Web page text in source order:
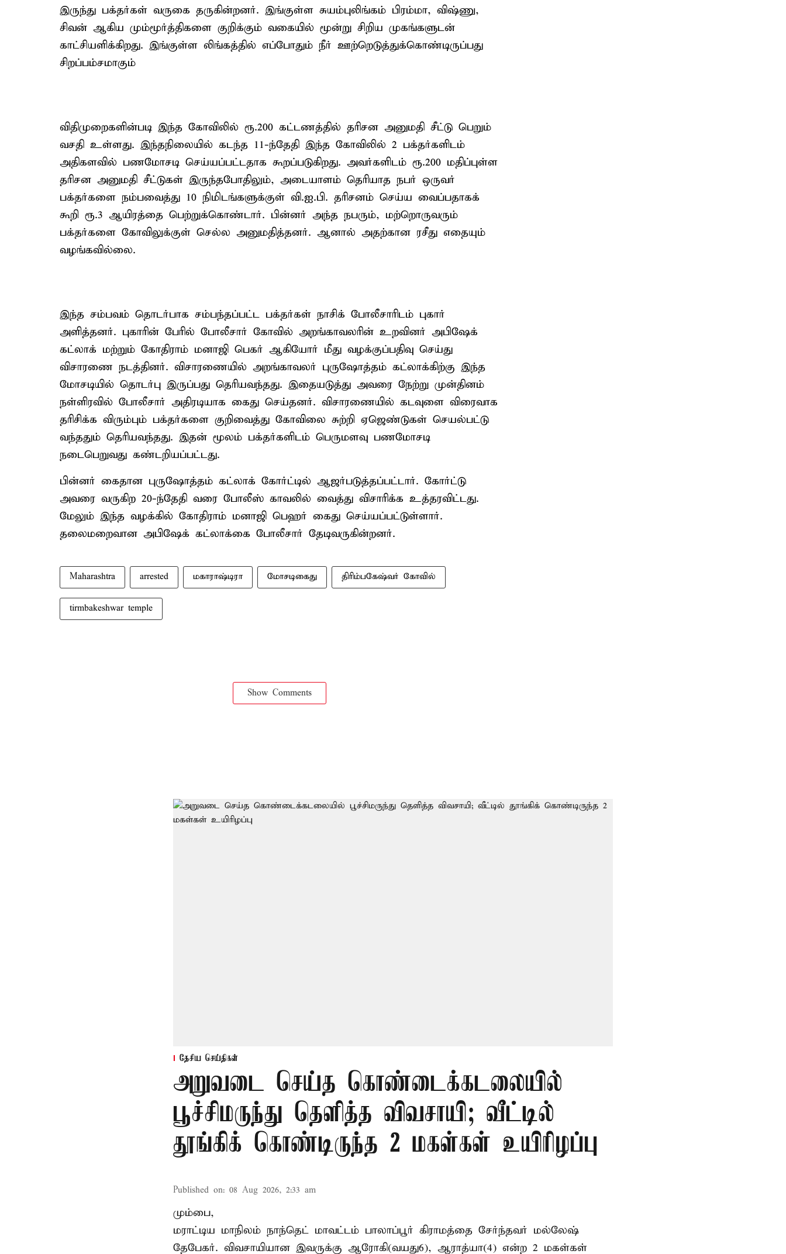
இருந்து பக்தர்கள் வருகை தருகின்றனர். இங்குள்ள சுயம்புலிங்கம் பிரம்மா, விஷ்ணு,
சிவன் ஆகிய மும்மூர்த்திகளை குறிக்கும் வகையில் மூன்று சிறிய முகங்களுடன்
காட்சியளிக்கிறது. இங்குள்ள லிங்கத்தில் எப்போதும் நீர் ஊற்றெடுத்துக்கொண்டிருப்பது
சிறப்பம்சமாகும்
விதிமுறைகளின்படி இந்த கோவிலில் ரூ.200 கட்டணத்தில் தரிசன அனுமதி சீட்டு பெறும்
வசதி உள்ளது. இந்தநிலையில் கடந்த 11-ந்தேதி இந்த கோவிலில் 2 பக்தர்களிடம்
அதிகளவில் பணமோசடி செய்யப்பட்டதாக கூறப்படுகிறது. அவர்களிடம் ரூ.200 மதிப்புள்ள
தரிசன அனுமதி சீட்டுகள் இருந்தபோதிலும், அடையாளம் தெரியாத நபர் ஒருவர்
பக்தர்களை நம்பவைத்து 10 நிமிடங்களுக்குள் வி.ஐ.பி. தரிசனம் செய்ய வைப்பதாகக்
கூறி ரூ.3 ஆயிரத்தை பெற்றுக்கொண்டார். பின்னர் அந்த நபரும், மற்றொருவரும்
பக்தர்களை கோவிலுக்குள் செல்ல அனுமதித்தனர். ஆனால் அதற்கான ரசீது எதையும்
வழங்கவில்லை.
இந்த சம்பவம் தொடர்பாக சம்பந்தப்பட்ட பக்தர்கள் நாசிக் போலீசாரிடம் புகார்
அளித்தனர். புகாரின் பேரில் போலீசார் கோவில் அறங்காவலரின் உறவினர் அபிஷேக்
கட்லாக் மற்றும் கோதிராம் மனாஜி பெகர் ஆகியோர் மீது வழக்குப்பதிவு செய்து
விசாரணை நடத்தினர். விசாரணையில் அறங்காவலர் புருஷோத்தம் கட்லாக்கிற்கு இந்த
மோசடியில் தொடர்பு இருப்பது தெரியவந்தது. இதையடுத்து அவரை நேற்று முன்தினம்
நள்ளிரவில் போலீசார் அதிரடியாக கைது செய்தனர். விசாரணையில் கடவுளை விரைவாக
தரிசிக்க விரும்பும் பக்தர்களை குறிவைத்து கோவிலை சுற்றி ஏஜெண்டுகள் செயல்பட்டு
வந்ததும் தெரியவந்தது. இதன் மூலம் பக்தர்களிடம் பெருமளவு பணமோசடி
நடைபெறுவது கண்டறியப்பட்டது.
பின்னர் கைதான புருஷோத்தம் கட்லாக் கோர்ட்டில் ஆஜர்படுத்தப்பட்டார். கோர்ட்டு
அவரை வருகிற 20-ந்தேதி வரை போலீஸ் காவலில் வைத்து விசாரிக்க உத்தரவிட்டது.
மேலும் இந்த வழக்கில் கோதிராம் மனாஜி பெஹர் கைது செய்யப்பட்டுள்ளார்.
தலைமறைவான அபிஷேக் கட்லாக்கை போலீசார் தேடிவருகின்றனர்.
Maharashtra arrested மகாராஷ்டிரா மோசடிகைது திரிம்பகேஷ்வர் கோவில்
tirmbakeshwar temple
Show Comments
தேசிய செய்திகள்
அறுவடை செய்த கொண்டைக்கடலையில்
பூச்சிமருந்து தெளித்த விவசாயி; வீட்டில்
தூங்கிக் கொண்டிருந்த 2 மகள்கள் உயிரிழப்பு
Published on: 08 Aug 2026, 2:33 am
மும்பை,
மராட்டிய மாநிலம் நாந்தெட் மாவட்டம் பாலாப்பூர் கிராமத்தை சேர்ந்தவர் மல்லேஷ்
தேபேகர். விவசாயியான இவருக்கு ஆரோகி(வயது6), ஆராத்யா(4) என்ற 2 மகள்கள்